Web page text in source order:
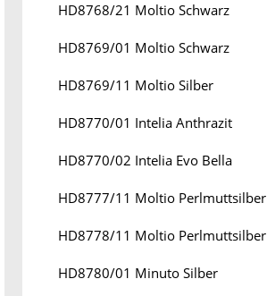
HD8768/21 Moltio Schwarz
HD8769/01 Moltio Schwarz
HD8769/11 Moltio Silber
HD8770/01 Intelia Anthrazit
HD8770/02 Intelia Evo Bella
HD8777/11 Moltio Perlmuttsilber
HD8778/11 Moltio Perlmuttsilber
HD8780/01 Minuto Silber